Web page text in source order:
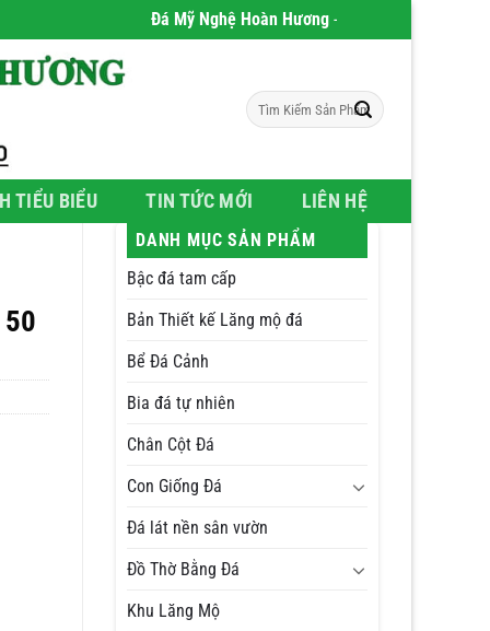
Đá Mỹ Nghệ Hoàn Hương- Chúng tôi chuyên phân
Tìm
kiếm:
TIỂU BIỂU TIN TỨC MỚI LIÊN HỆ
DANH MỤC SẢN PHẨM
Bậc đá tam cấp
Bản Thiết kế Lăng mộ đá
Bể Đá Cảnh
Bia đá tự nhiên
Chân Cột Đá
Con Giống Đá
Đá lát nền sân vườn
Đồ Thờ Bằng Đá
Khu Lăng Mộ